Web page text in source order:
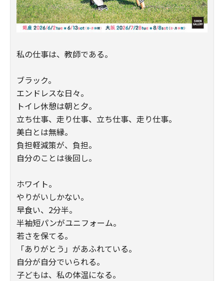
私の仕事は、教師である。
ブラック。
エンドレスな日々。
トイレ休憩は朝と夕。
立ち仕事、走り仕事、立ち仕事、走り仕事。
美白とは無縁。
負担軽減策が、負担。
自分のことは後回し。
ホワイト。
やりがいしかない。
早食い、2分半。
半袖短パンがユニフォーム。
若さを保てる。
「ありがとう」があふれている。
自分が自分でいられる。
子どもは、私の体温になる。